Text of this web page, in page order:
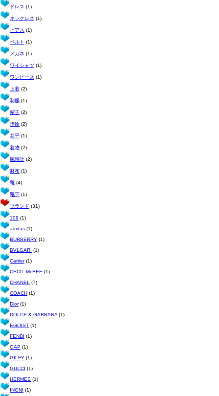
ドレス (1)
ネックレス (1)
ピアス (1)
ベルト (1)
メガネ (1)
ワイシャツ (1)
ワンピース (1)
上着 (2)
制服 (1)
帽子 (2)
指輪 (2)
甚平 (1)
着物 (2)
腕時計 (2)
財布 (1)
靴 (4)
靴下 (1)
ブランド (31)
109 (1)
adidas (1)
BURBERRY (1)
BVLGARI (1)
Cartier(1)
CECIL McBEE (1)
CHANEL
(7)
COACH (1)
Dior(1)
DOLCE & GABBANA (1)
EGOIST (1)
FENDI (1)
GAP (1)
GILFY (1)
GUCCI (1)
HERMES (1)
INGNI (1)